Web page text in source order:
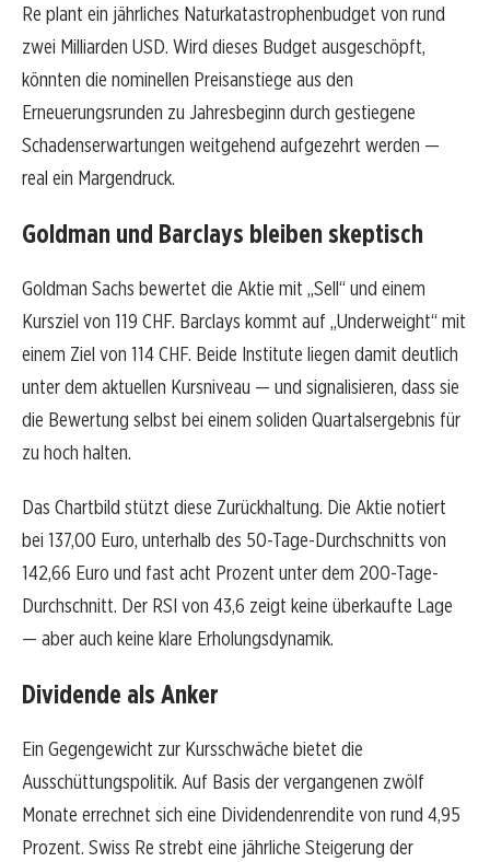
Re plant ein jährliches Naturkatastrophenbudget von rund
zwei Milliarden USD. Wird dieses Budget ausgeschöpft,
könnten die nominellen Preisanstiege aus den
Erneuerungsrunden zu Jahresbeginn durch gestiegene
Schadenserwartungen weitgehend aufgezehrt werden —
real ein Margendruck.
Goldman und Barclays bleiben skeptisch
Goldman Sachs bewertet die Aktie mit „Sell“ und einem
Kursziel von 119 CHF. Barclays kommt auf „Underweight“ mit
einem Ziel von 114 CHF. Beide Institute liegen damit deutlich
unter dem aktuellen Kursniveau — und signalisieren, dass sie
die Bewertung selbst bei einem soliden Quartalsergebnis für
zu hoch halten.
Das Chartbild stützt diese Zurückhaltung. Die Aktie notiert
bei 137,00 Euro, unterhalb des 50-Tage-Durchschnitts von
142,66 Euro und fast acht Prozent unter dem 200-Tage-
Durchschnitt. Der RSI von 43,6 zeigt keine überkaufte Lage
— aber auch keine klare Erholungsdynamik.
Dividende als Anker
Ein Gegengewicht zur Kursschwäche bietet die
Ausschüttungspolitik. Auf Basis der vergangenen zwölf
Monate errechnet sich eine Dividendenrendite von rund 4,95
Prozent. Swiss Re strebt eine jährliche Steigerung der